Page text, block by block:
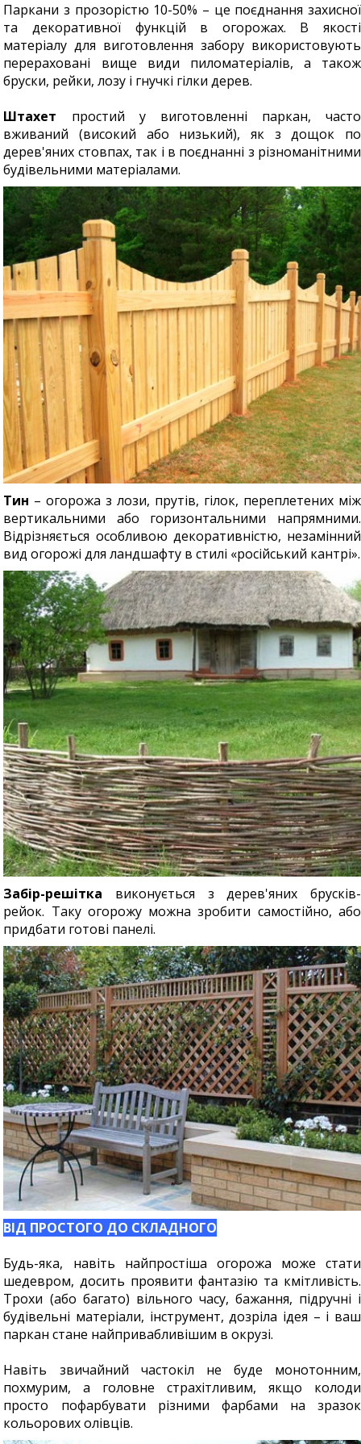
Паркани з прозорістю 10-50% – це поєднання захисної
та декоративної функцій в огорожах. В якості
матеріалу для виготовлення забору використовують
перераховані вище види пиломатеріалів, а також
бруски, рейки, лозу і гнучкі гілки дерев.
Штахет простий у виготовленні паркан, часто
вживаний (високий або низький), як з дощок по
дерев'яних стовпах, так і в поєднанні з різноманітними
будівельними матеріалами.
Тин – огорожа з лози, прутів, гілок, переплетених між
вертикальними або горизонтальними напрямними.
Відрізняється особливою декоративністю, незамінний
вид огорожі для ландшафту в стилі «російський кантрі».
Забір-решітка виконується з дерев'яних брусків-
рейок. Таку огорожу можна зробити самостійно, або
придбати готові панелі.
ВІД ПРОСТОГО ДО СКЛАДНОГО
Будь-яка, навіть найпростіша огорожа може стати
шедевром, досить проявити фантазію та кмітливість.
Трохи (або багато) вільного часу, бажання, підручні і
будівельні матеріали, інструмент, дозріла ідея – і ваш
паркан стане найпривабливішим в окрузі.
Навіть звичайний частокіл не буде монотонним,
похмурим, а головне страхітливим, якщо колоди
просто пофарбувати різними фарбами на зразок
кольорових олівців.